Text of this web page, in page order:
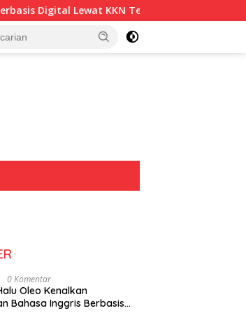
Lewat KKN Tematik di Desa Alebo
0 Komentar
Oleo Kenalkan
Bahasa Inggris Berbasis